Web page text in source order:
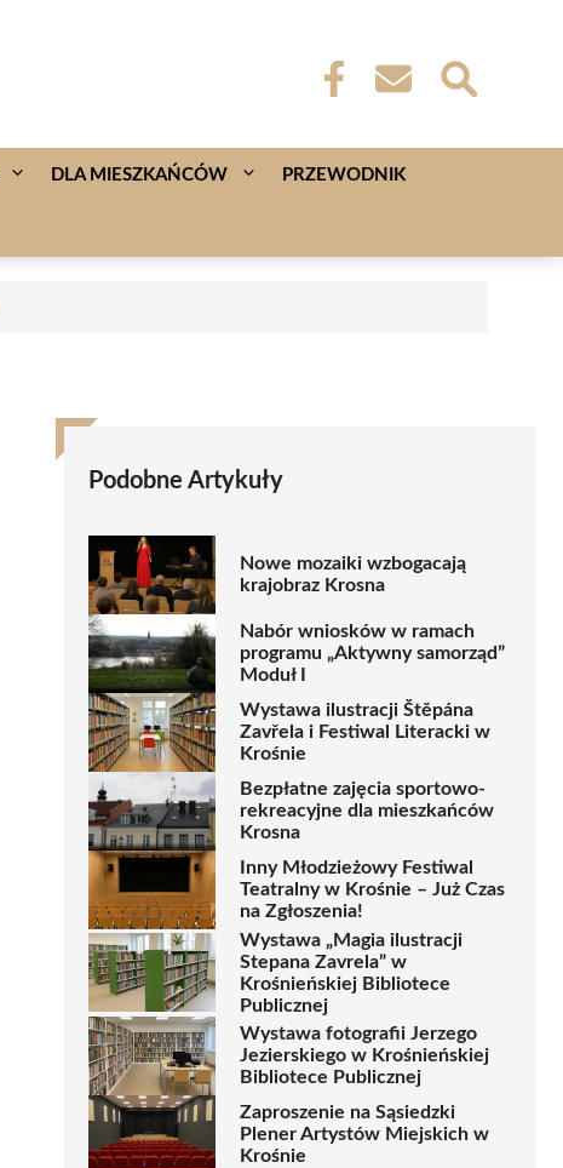
DLA MIESZKAŃCÓW PRZEWODNIK
Podobne Artykuły
Nowe mozaiki wzbogacają
krajobraz Krosna
Nabór wniosków w ramach
programu „Aktywny samorząd”
Moduł I
Wystawa ilustracji Štěpána
Zavřela i Festiwal Literacki w
Krośnie
Bezpłatne zajęcia sportowo-
rekreacyjne dla mieszkańców
Krosna
Inny Młodzieżowy Festiwal
Teatralny w Krośnie – Już Czas
na Zgłoszenia!
Wystawa „Magia ilustracji
Stepana Zavrela” w
Krośnieńskiej Bibliotece
Publicznej
Wystawa fotografii Jerzego
Jezierskiego w Krośnieńskiej
Bibliotece Publicznej
Zaproszenie na Sąsiedzki
Plener Artystów Miejskich w
Krośnie